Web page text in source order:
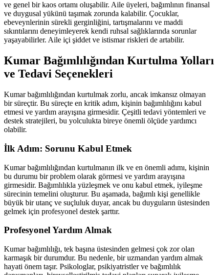
ve genel bir kaos ortamı oluşabilir. Aile üyeleri, bağımlının finansal
ve duygusal yükünü taşımak zorunda kalabilir. Çocuklar,
ebeveynlerinin sürekli gerginliğini, tartışmalarını ve maddi
sıkıntılarını deneyimleyerek kendi ruhsal sağlıklarında sorunlar
yaşayabilirler. Aile içi şiddet ve istismar riskleri de artabilir.
Kumar Bağımlılığından Kurtulma Yolları
ve Tedavi Seçenekleri
Kumar bağımlılığından kurtulmak zorlu, ancak imkansız olmayan
bir süreçtir. Bu süreçte en kritik adım, kişinin bağımlılığını kabul
etmesi ve yardım arayışına girmesidir. Çeşitli tedavi yöntemleri ve
destek stratejileri, bu yolculukta bireye önemli ölçüde yardımcı
olabilir.
İlk Adım: Sorunu Kabul Etmek
Kumar bağımlılığından kurtulmanın ilk ve en önemli adımı, kişinin
bu durumu bir problem olarak görmesi ve yardım arayışına
girmesidir. Bağımlılıkla yüzleşmek ve onu kabul etmek, iyileşme
sürecinin temelini oluşturur. Bu aşamada, bağımlı kişi genellikle
büyük bir utanç ve suçluluk duyar, ancak bu duyguların üstesinden
gelmek için profesyonel destek şarttır.
Profesyonel Yardım Almak
Kumar bağımlılığı, tek başına üstesinden gelmesi çok zor olan
karmaşık bir durumdur. Bu nedenle, bir uzmandan yardım almak
hayati önem taşır. Psikologlar, psikiyatristler ve bağımlılık